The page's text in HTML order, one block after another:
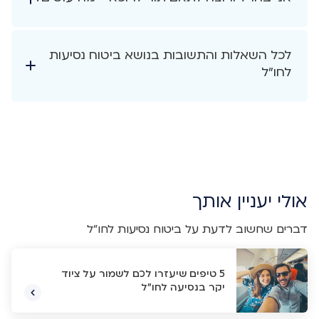
לכל השאלות והתשובות בנושא ביטוח נסיעות
לחו"ל
אולי יעניין אותך
דברים שחשוב לדעת על ביטוח נסיעות לחו"ל
5 טיפים שיעזרו לכם לשמור על ציוד
יקר בנסיעה לחו"ל